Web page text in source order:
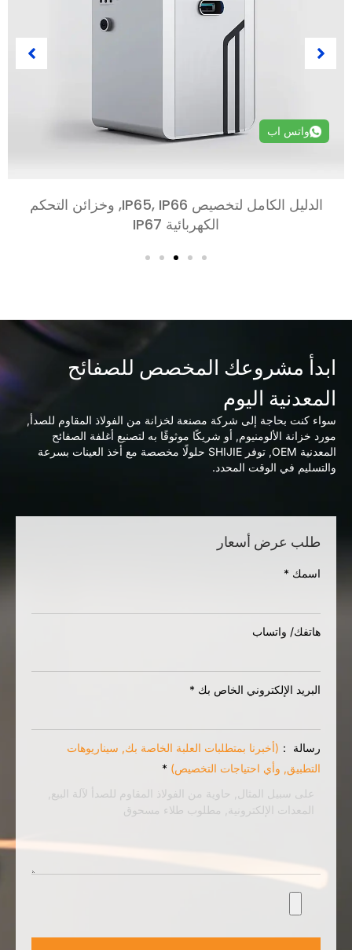
الدليل الكامل لتخصيص IP65, IP66, وخزائن التحكم
الكهربائية IP67
ابدأ مشروعك المخصص للصفائح
المعدنية اليوم
سواء كنت بحاجة إلى شركة مصنعة لخزانة من الفولاذ المقاوم للصدأ,
مورد خزانة الألومنيوم, أو شريكًا موثوقًا به لتصنيع أغلفة الصفائح
المعدنية OEM, توفر SHIJIE حلولًا مخصصة مع أخذ العينات بسرعة
والتسليم في الوقت المحدد.
طلب عرض أسعار
اسمك *
هاتفك/ واتساب
البريد الإلكتروني الخاص بك *
رسالة ：
(أخبرنا بمتطلبات العلبة الخاصة بك, سيناريوهات
التطبيق, وأي احتياجات التخصيص) *
واتس اب